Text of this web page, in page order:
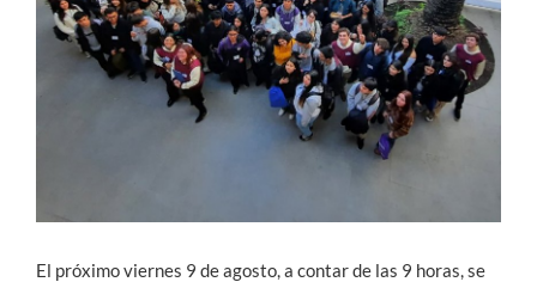
Estudiantes
Académicos
El próximo viernes 9 de agosto, a contar de las 9 horas, se